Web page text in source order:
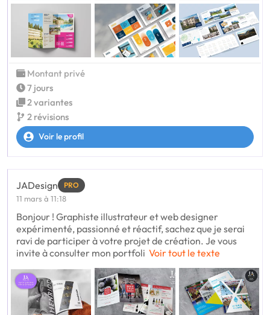
Montant privé
7 jours
2 variantes
2 révisions
Voir le profil
JADesign PRO
11 mars à 11:18
Bonjour ! Graphiste illustrateur et web designer
expérimenté, passionné et réactif, sachez que je serai
ravi de participer à votre projet de création. Je vous
invite à consulter mon portfoli Voir tout le texte